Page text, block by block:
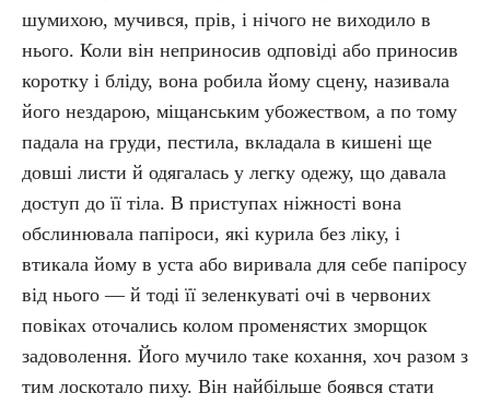
шумихою, мучився, прів, і нічого не виходило в
нього. Коли він неприносив одповіді або приносив
коротку і бліду, вона робила йому сцену, називала
його нездарою, міщанським убожеством, а по тому
падала на груди, пестила, вкладала в кишені ще
довші листи й одягалась у легку одежу, що давала
доступ до її тіла. В приступах ніжності вона
обслинювала папіроси, які курила без ліку, і
втикала йому в уста або виривала для себе папіросу
від нього — й тоді її зеленкуваті очі в червоних
повіках оточались колом променястих зморщок
задоволення. Його мучило таке кохання, хоч разом з
тим лоскотало пиху. Він найбільше боявся стати